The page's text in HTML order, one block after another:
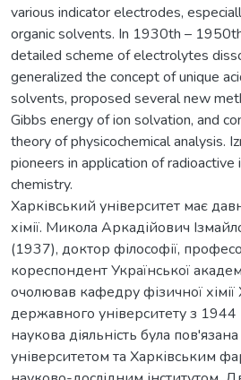
various indicator electrodes,
organic solvents. In 1930th –
detailed scheme of electrolytes
generalized the concept of unique
solvents, proposed several new
Gibbs energy of ion solvation, and
theory of physicochemical analysis.
pioneers in application of radioactive
chemistry.
Харківський університет має
хімії. Микола Аркадійович
(1937), доктор філософії,
кореспондент Української
очолював кафедру фізичної хімії
державного університету з
наукова діяльність була
університетом та Харківським